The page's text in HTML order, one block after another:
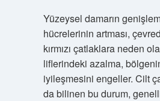
Yüzeysel damarın
hücrelerinin artması,
kırmızı çatlaklara neden
liflerindeki azalma,
iyileşmesini engeller. Cilt
da bilinen bu durum,